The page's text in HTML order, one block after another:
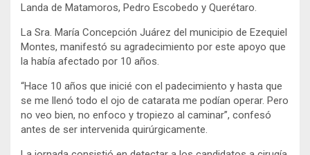
Landa de Matamoros, Pedro Escobedo y Querétaro.
La Sra. María Concepción Juárez del municipio de Ezequiel
Montes, manifestó su agradecimiento por este apoyo que
la había afectado por 10 años.
“Hace 10 años que inicié con el padecimiento y hasta que
se me llenó todo el ojo de catarata me podían operar. Pero
no veo bien, no enfoco y tropiezo al caminar”, confesó
antes de ser intervenida quirúrgicamente.